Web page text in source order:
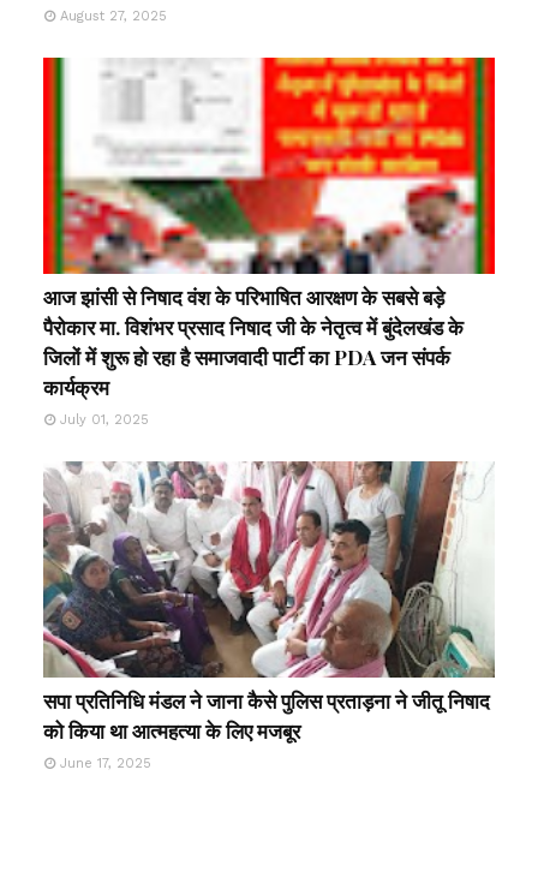
August 27, 2025
आज झांसी से निषाद वंश के परिभाषित आरक्षण के सबसे बड़े
पैरोकार मा. विशंभर प्रसाद निषाद जी के नेतृत्व में बुंदेलखंड के
जिलों में शुरू हो रहा है समाजवादी पार्टी का PDA जन संपर्क
कार्यक्रम
July 01, 2025
सपा प्रतिनिधि मंडल ने जाना कैसे पुलिस प्रताड़ना ने जीतू निषाद
को किया था आत्महत्या के लिए मजबूर
June 17, 2025